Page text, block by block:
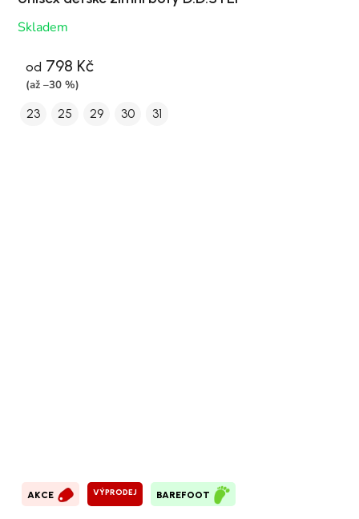
Skladem
od 798 Kč
(až –30 %)
23 25 29 30 31
AKCE VÝPRODEJ BAREFOOT